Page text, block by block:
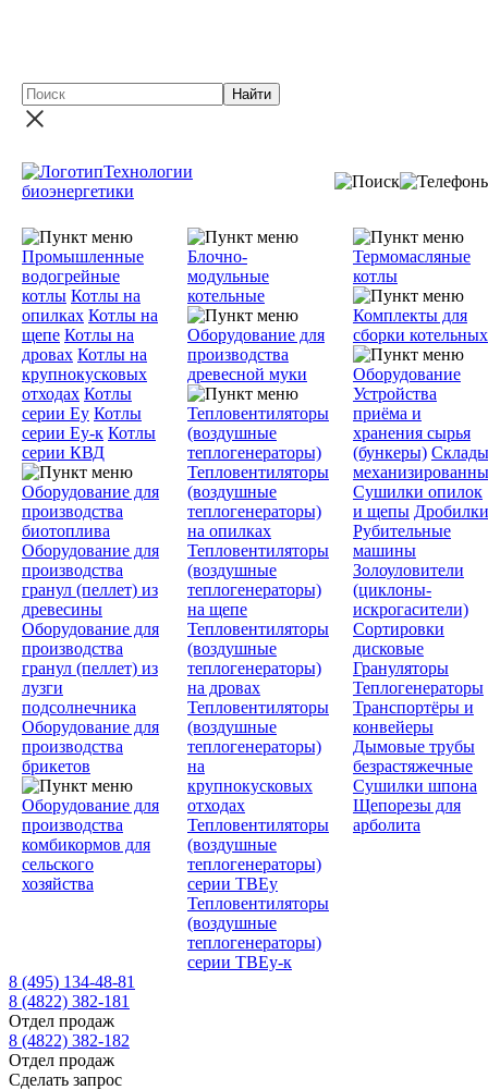
Технологии
биоэнергетики
Промышленные
водогрейные
котлы Котлы на
опилках Котлы на
щепе Котлы на
дровах Котлы на
крупнокусковых
отходах Котлы
серии Еу Котлы
серии Еу-к Котлы
серии КВД
Оборудование для
производства
биотоплива
Оборудование для
производства
гранул (пеллет) из
древесины
Оборудование для
производства
гранул (пеллет) из
лузги
подсолнечника
Оборудование для
производства
брикетов
Оборудование для
производства
комбикормов для
сельского
хозяйства
Блочно-
модульные
котельные
Оборудование для
производства
древесной муки
Тепловентиляторы
(воздушные
теплогенераторы)
Тепловентиляторы
(воздушные
теплогенераторы)
на опилках
Тепловентиляторы
(воздушные
теплогенераторы)
на щепе
Тепловентиляторы
(воздушные
теплогенераторы)
на дровах
Тепловентиляторы
(воздушные
теплогенераторы)
на
крупнокусковых
отходах
Тепловентиляторы
(воздушные
теплогенераторы)
серии ТВЕу
Тепловентиляторы
(воздушные
теплогенераторы)
серии ТВЕу-к
Термомасляные
котлы
Комплекты для
сборки котельных
Оборудование
Устройства
приёма и
хранения сырья
(бункеры) Склады
Сушилки опилок
и щепы Дробилки
Рубительные
машины
Золоуловители
(циклоны-
искрогасители)
Сортировки
дисковые
Грануляторы
Теплогенераторы
Транспортёры и
конвейеры
Дымовые трубы
безрастяжечные
Сушилки шпона
Щепорезы для
арболита
8 (495) 134-48-81
8 (4822) 382-181
Отдел продаж
8 (4822) 382-182
Отдел продаж
Сделать запрос